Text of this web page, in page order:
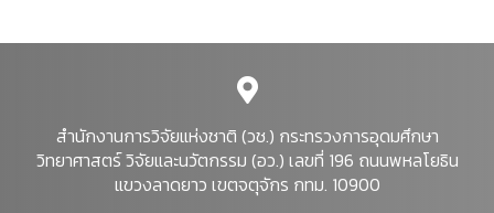
สำนักงานการวิจัยแห่งชาติ (วช.) กระทรวงการอุดมศึกษา
วิทยาศาสตร์ วิจัยและนวัตกรรม (อว.) เลขที่ 196 ถนนพหลโยธิน
แขวงลาดยาว เขตจตุจักร กทม. 10900